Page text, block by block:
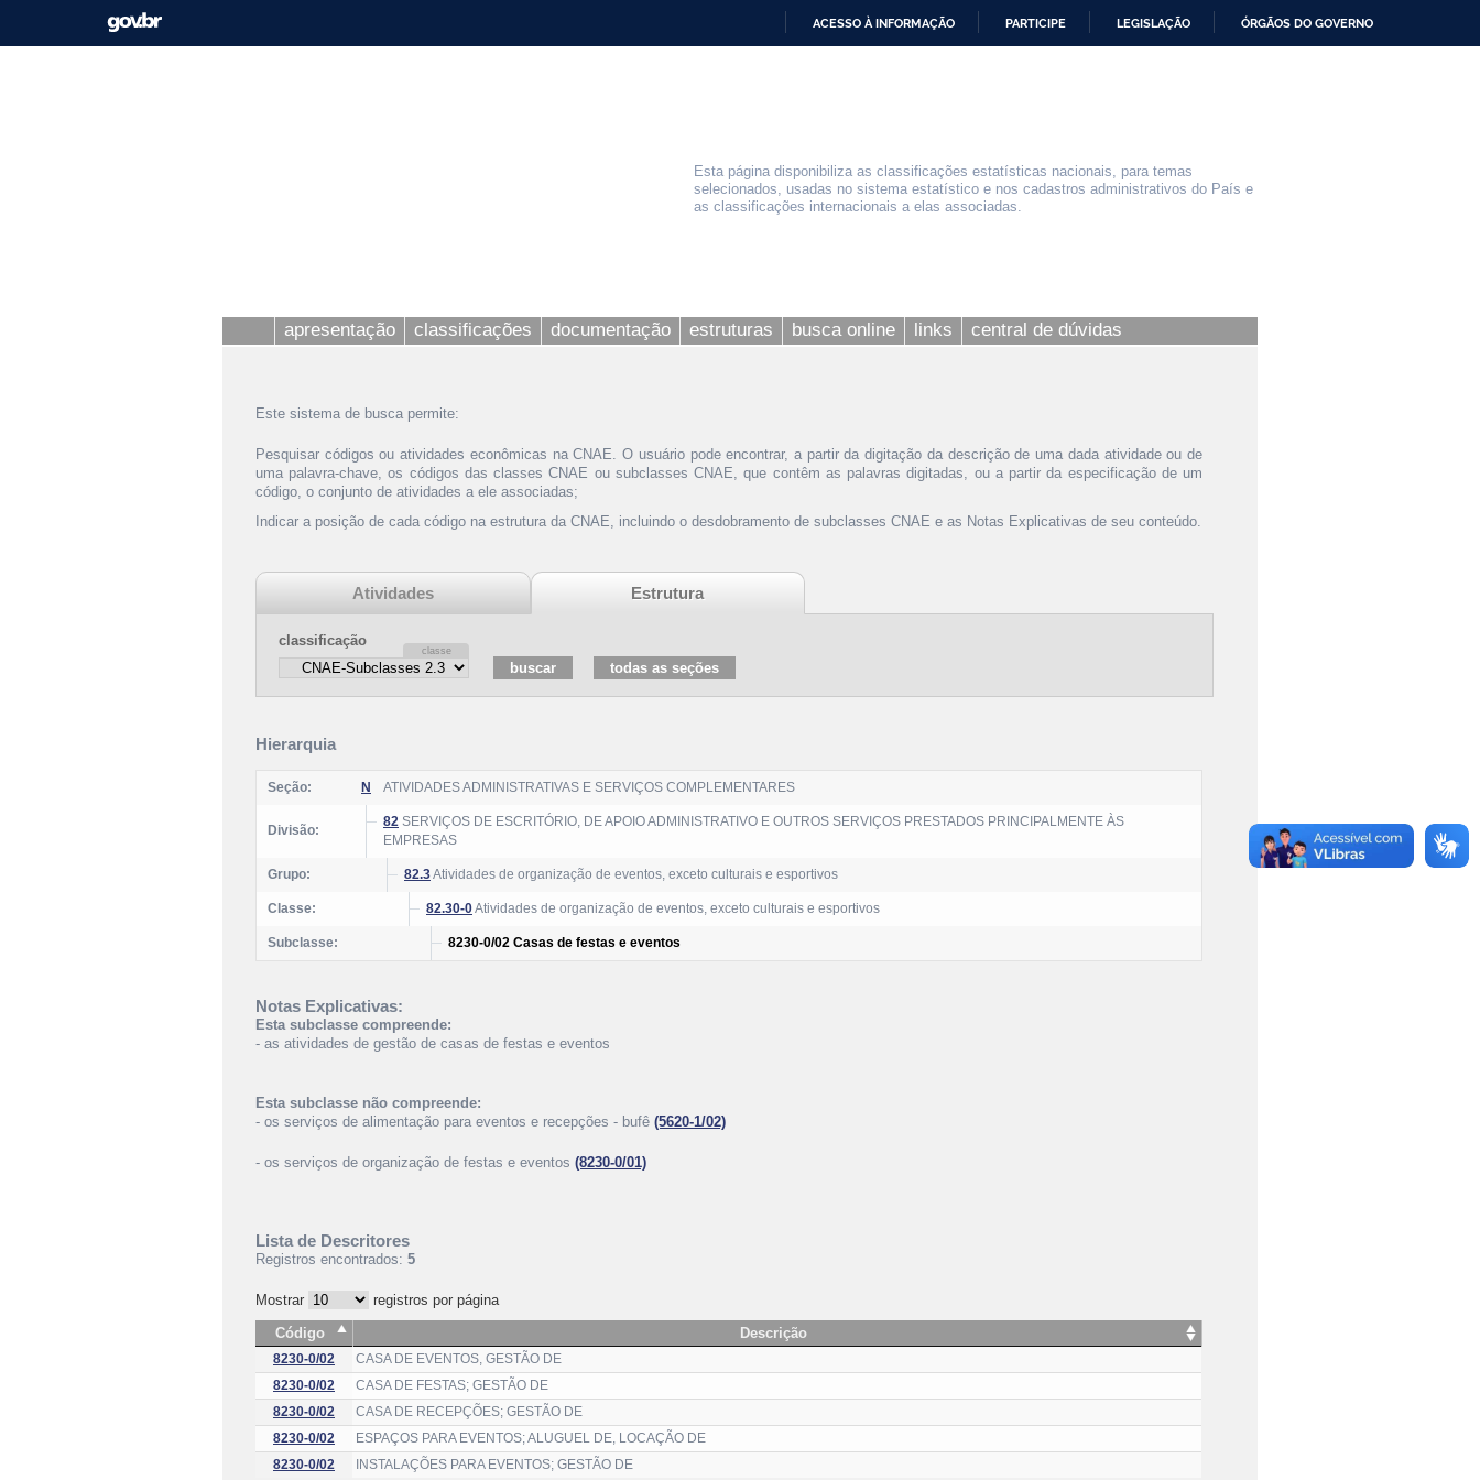
ACESSO À INFORMAÇÃO PARTICIPE LEGISLAÇÃO ÓRGÃOS DO GOVERNO
Esta página disponibiliza as classificações estatísticas nacionais, para temas
selecionados, usadas no sistema estatístico e nos cadastros administrativos do País e
as classificações internacionais a elas associadas.
apresentação classificações documentação estruturas busca online links central de dúvidas
Este sistema de busca permite:
Pesquisar códigos ou atividades econômicas na CNAE. O usuário pode encontrar, a partir da digitação da descrição de uma dada atividade ou de
uma palavra-chave, os códigos das classes CNAE ou subclasses CNAE, que contêm as palavras digitadas, ou a partir da especificação de um
código, o conjunto de atividades a ele associadas;
Indicar a posição de cada código na estrutura da CNAE, incluindo o desdobramento de subclasses CNAE e as Notas Explicativas de seu conteúdo.
Atividades Estrutura
classificação
Hierarquia
Seção: N ATIVIDADES ADMINISTRATIVAS E SERVIÇOS COMPLEMENTARES
Divisão:
82 SERVIÇOS DE ESCRITÓRIO, DE APOIO ADMINISTRATIVO E OUTROS SERVIÇOS PRESTADOS PRINCIPALMENTE ÀS
EMPRESAS
Grupo: 82.3Atividades de organização de eventos, exceto culturais e esportivos
Classe: 82.30-0Atividades de organização de eventos, exceto culturais e esportivos
Subclasse: 8230-0/02 Casas de festas e eventos
Notas Explicativas:
Esta subclasse compreende:
- as atividades de gestão de casas de festas e eventos
Esta subclasse não compreende:
- os serviços de alimentação para eventos e recepções - bufê (5620-1/02)
- os serviços de organização de festas e eventos (8230-0/01)
Lista de Descritores
Registros encontrados: 5
Mostrar
registros por página
Código
Descrição
8230-0/02
CASA DE EVENTOS, GESTÃO DE
8230-0/02
CASA DE FESTAS; GESTÃO DE
8230-0/02
CASA DE RECEPÇÕES; GESTÃO DE
8230-0/02
ESPAÇOS PARA EVENTOS; ALUGUEL DE, LOCAÇÃO DE
8230-0/02
INSTALAÇÕES PARA EVENTOS; GESTÃO DE